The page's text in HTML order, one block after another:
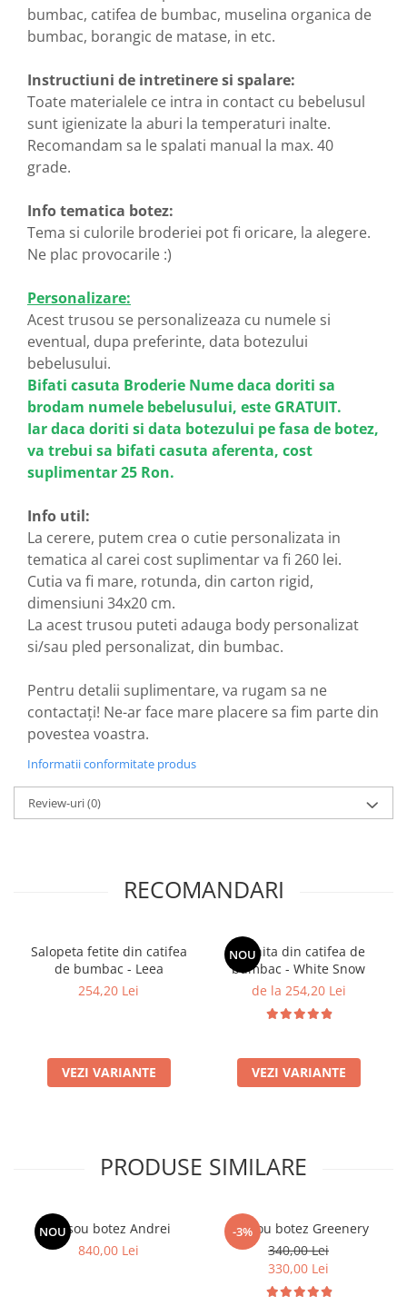
bumbac, catifea de bumbac, muselina organica de
bumbac, borangic de matase, in etc.
Instructiuni de intretinere si spalare:
Toate materialele ce intra in contact cu bebelusul
sunt igienizate la aburi la temperaturi inalte.
Recomandam sa le spalati manual la max. 40
grade.
Info tematica botez:
Tema si culorile broderiei pot fi oricare, la alegere.
Ne plac provocarile :)
Personalizare:
Acest trusou se personalizeaza cu numele si
eventual, dupa preferinte, data botezului
bebelusului.
Bifati casuta Broderie Nume daca doriti sa
brodam numele bebelusului, este GRATUIT.
Iar daca doriti si data botezului pe fasa de botez,
va trebui sa bifati casuta aferenta, cost
suplimentar 25 Ron.
Info util:
La cerere, putem crea o cutie personalizata in
tematica al carei cost suplimentar va fi 260 lei.
Cutia va fi mare, rotunda, din carton rigid,
dimensiuni 34x20 cm.
La acest trusou puteti adauga body personalizat
si/sau pled personalizat, din bumbac.
Pentru detalii suplimentare, va rugam sa ne
contactați! Ne-ar face mare placere sa fim parte din
povestea voastra.
Informatii conformitate produs
Review-uri(0)
RECOMANDARI
Salopeta fetite din catifea
de bumbac - Leea
254,20 Lei
VEZI VARIANTE
NOU
Rochita din catifea de
bumbac - White Snow
de la 254,20 Lei
VEZI VARIANTE
PRODUSE SIMILARE
NOU
Trusou botez Andrei
840,00 Lei
-3%
Trusou botez Greenery
340,00 Lei
330,00 Lei